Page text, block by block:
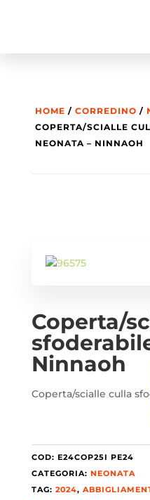
HOME / CORREDINO /
COPERTA/SCIALLE
NEONATA – NINNAOH
Coperta/
Ninnaoh
Coperta/scialle culla
COD: E24COP25I PE24
CATEGORIA: NEONATA
TAG: 2024,